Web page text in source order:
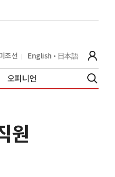
조선 English 日本語
오피니언
원